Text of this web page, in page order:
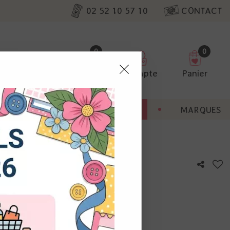
02 52 10 57 10 CONTACT
0
Compte
0
Panier
BONNES AFFAIRES MARQUES
girls - Art by Marlene
avis !
nos
non
Vous
à droite